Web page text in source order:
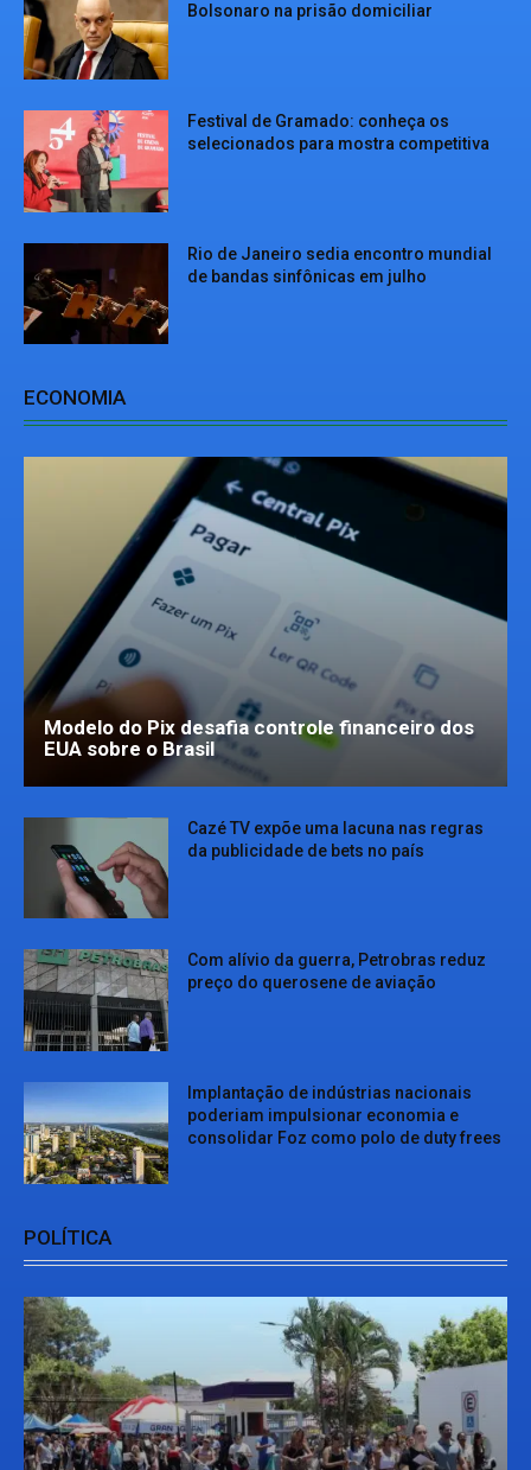
Bolsonaro na prisão domiciliar
Festival de Gramado: conheça os
selecionados para mostra competitiva
Rio de Janeiro sedia encontro mundial
de bandas sinfônicas em julho
ECONOMIA
Modelo do Pix desafia controle financeiro dos
EUA sobre o Brasil
Cazé TV expõe uma lacuna nas regras
da publicidade de bets no país
Com alívio da guerra, Petrobras reduz
preço do querosene de aviação
Implantação de indústrias nacionais
poderiam impulsionar economia e
consolidar Foz como polo de duty frees
POLÍTICA